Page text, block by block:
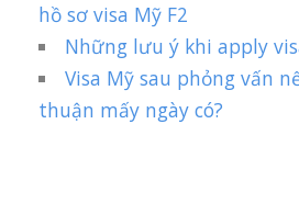
hồ sơ visa Mỹ F2
Những lưu ý khi apply
Visa Mỹ sau phỏng vấn
thuận mấy ngày có?